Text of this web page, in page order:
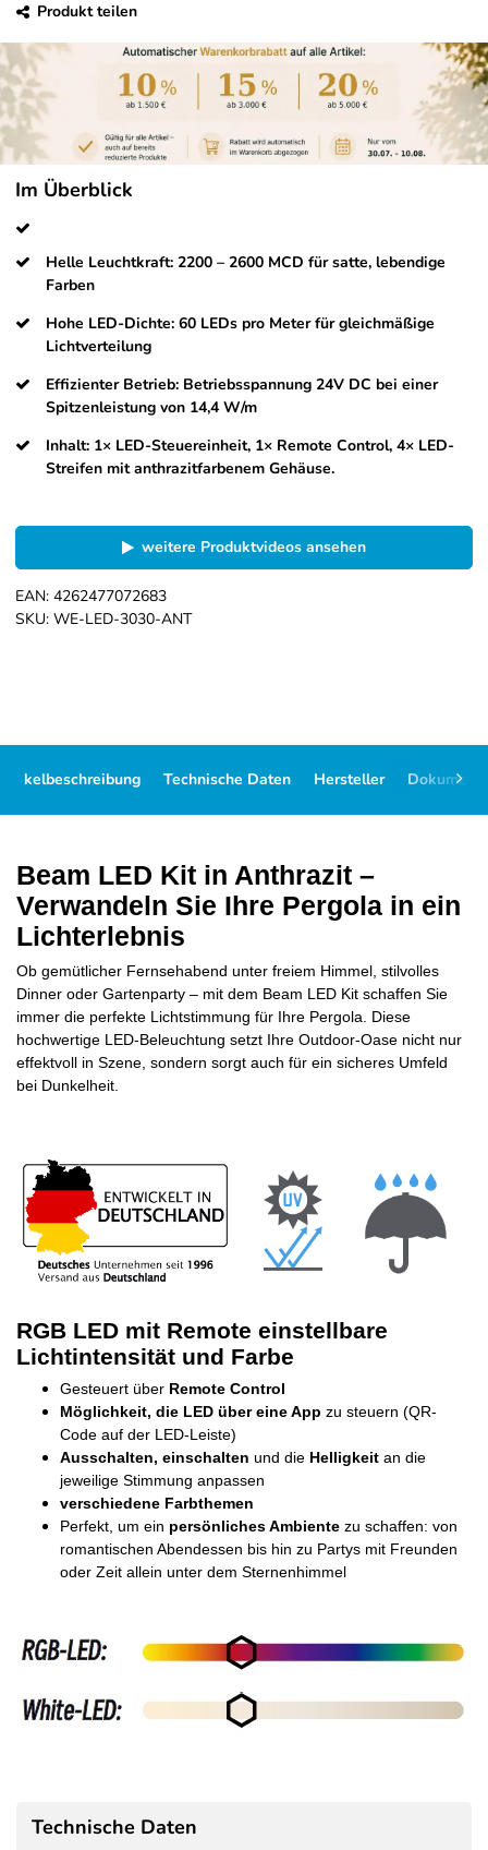
Produkt teilen
Im Überblick
Helle Leuchtkraft: 2200 – 2600 MCD für satte, lebendige
Farben
Hohe LED-Dichte: 60 LEDs pro Meter für gleichmäßige
Lichtverteilung
Effizienter Betrieb: Betriebsspannung 24V DC bei einer
Spitzenleistung von 14,4 W/m
Inhalt: 1× LED-Steuereinheit, 1× Remote Control, 4× LED-
Streifen mit anthrazitfarbenem Gehäuse.
weitere Produktvideos ansehen
EAN: 4262477072683
SKU: WE-LED-3030-ANT
Technische Daten Hersteller
Beam LED Kit in Anthrazit –
Verwandeln Sie Ihre Pergola in ein
Lichterlebnis
Ob gemütlicher Fernsehabend unter freiem Himmel, stilvolles
Dinner oder Gartenparty – mit dem Beam LED Kit schaffen Sie
immer die perfekte Lichtstimmung für Ihre Pergola. Diese
hochwertige LED-Beleuchtung setzt Ihre Outdoor-Oase nicht nur
effektvoll in Szene, sondern sorgt auch für ein sicheres Umfeld
bei Dunkelheit.
RGB LED mit Remote einstellbare
Lichtintensität und Farbe
Gesteuert über Remote Control
Möglichkeit, die LED über eine App zu steuern (QR-
Code auf der LED-Leiste)
Ausschalten, einschalten und die Helligkeit an die
jeweilige Stimmung anpassen
verschiedene Farbthemen
Perfekt, um ein persönliches Ambiente zu schaffen: von
romantischen Abendessen bis hin zu Partys mit Freunden
oder Zeit allein unter dem Sternenhimmel
Technische Daten